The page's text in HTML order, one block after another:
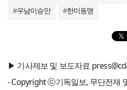
#우남이승만 #한미동맹
▶ 기사제보 및 보도자료
- Copyright ⓒ기독일보, 무단전재